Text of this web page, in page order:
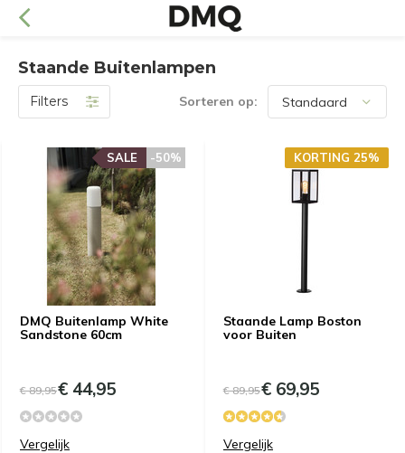
Staande Buitenlampen
Filters Sorteren op:
DMQ Buitenlamp White
Sandstone 60cm
-50%
SALE
€ 89,95€ 44,95
Vergelijk
Staande Lamp Boston
voor Buiten
KORTING 25%
€ 89,95€ 69,95
Vergelijk